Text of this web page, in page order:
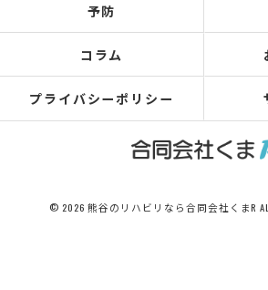
予防
コラム
プライバシーポリシー
© 2026 熊谷のリハビリなら合同会社くまR ALL